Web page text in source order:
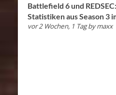
Battlefield 6 und
Statistiken aus Season 3
vor 2 Wochen, 1 Tag bymaxx